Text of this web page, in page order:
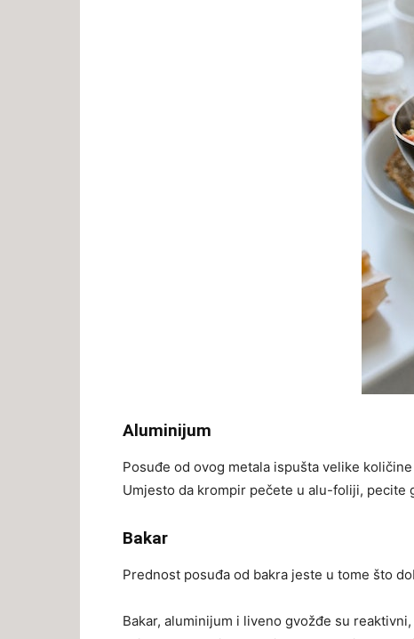
Aluminijum
Posuđe od ovog metala ispušta velike
Umjesto da krompir pečete u alu-foliji, pecite
Bakar
Prednost posuđa od bakra jeste u tome što
Bakar, aluminijum i liveno gvožđe su